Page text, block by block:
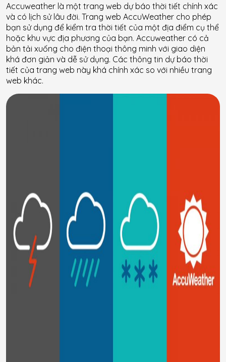
Accuweather là một trang web dự báo thời tiết chính xác
và có lịch sử lâu đời. Trang web AccuWeather cho phép
bạn sử dụng để kiểm tra thời tiết của một địa điểm cụ thể
hoặc khu vực địa phương của bạn. Accuweather có cả
bản tải xuống cho điện thoại thông minh với giao diện
khá đơn giản và dễ sử dụng. Các thông tin dự báo thời
tiết của trang web này khá chính xác so với nhiều trang
web khác.